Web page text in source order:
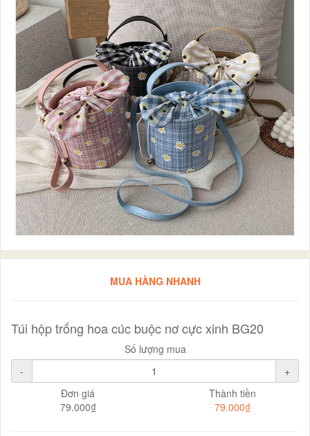
MUA HÀNG NHANH
Túi hộp trống hoa cúc buộc nơ cực xinh BG20
Số lượng mua
-
+
Đơn giá
79.000₫
Thành tiền
79.000₫